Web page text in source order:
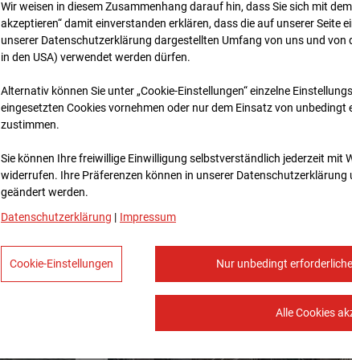
Wir weisen in diesem Zusammenhang darauf hin, dass Sie sich mit
akzeptieren“ damit ein­ver­standen erklären, dass die auf unserer Seite
unserer Datenschutzerklärung dargestellten Umfang von uns und
in den USA) verwendet werden dürfen.
Alternativ können Sie unter „Cookie-Einstellungen“ einzelne
eingesetzten Cookies vornehmen oder nur dem Einsatz von unbedingt
zustimmen.
Sie können Ihre freiwillige Einwilligung selbstverständlich jederzeit mit
widerrufen. Ihre Prä­fe­renzen können in unserer Datenschutzerklärung
geändert werden.
Datenschutzerklärung | Impressum
Nur unbedingt
Alle Cookies
Cookie-Einstellungen